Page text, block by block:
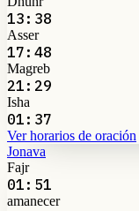
13:38
Asser
17:48
Magreb
21:29
Isha
01:37
Ver horarios de oración
Jonava
Fajr
01:51
amanecer